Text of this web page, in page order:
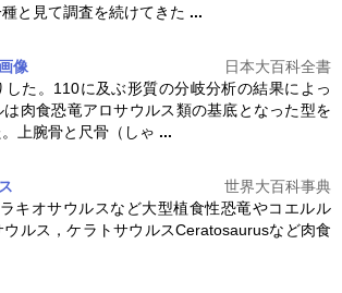
と見て調査を続けてきた ...
像
日本大百科全書
した。110に及ぶ形質の分岐分析の結果によっ
肉食恐竜アロサウルス類の基底となった型を
上腕骨と尺骨（しゃ ...
世界大百科事典
キオサウルスなど大型植食性恐竜やコエルル
ウルス ，ケラトサウルスCeratosaurusなど肉食